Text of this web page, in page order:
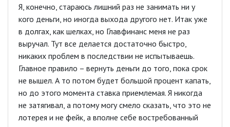
Я, конечно, стараюсь лишний раз не занимать ни у
кого деньги, но иногда выхода другого нет. Итак уже
в долгах, как шелках, но Главфинанс меня не раз
выручал. Тут все делается достаточно быстро,
никаких проблем в последствии не испытываешь.
Главное правило – вернуть деньги до того, пока срок
не вышел. А то потом будет большой процент капать,
но до этого момента ставка приемлемая. Я никогда
не затягивал, а потому могу смело сказать, что это не
лотерея и не фейк, а вполне себе востребованный